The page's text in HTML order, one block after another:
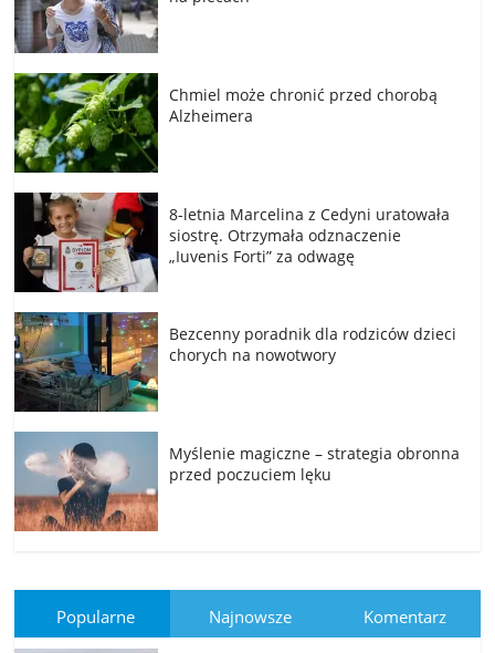
Chmiel może chronić przed chorobą
Alzheimera
8-letnia Marcelina z Cedyni uratowała
siostrę. Otrzymała odznaczenie
„Iuvenis Forti” za odwagę
Bezcenny poradnik dla rodziców dzieci
chorych na nowotwory
Myślenie magiczne – strategia obronna
przed poczuciem lęku
Popularne Najnowsze Komentarz